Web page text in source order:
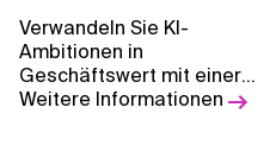
Verwandeln Sie KI-
Ambitionen in
Geschäftswert mit einer
unternehmensweiten
Weitere Informationen